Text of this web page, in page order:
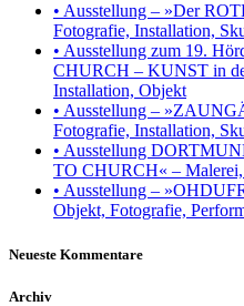
• Ausstellung – »Der
Fotografie, Installation,
• Ausstellung zum 19.
CHURCH – KUNST in
Installation, Objekt
• Ausstellung –
Fotografie, Installation,
• Ausstellung
TO CHURCH« –
• Ausstellung –
Objekt, Fotografie,
Neueste Kommentare
Archiv